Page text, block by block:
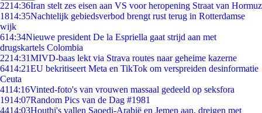
2214:36Iran stelt zes eisen aan VS voor heropening Straat van Hormuz
1814:35Nachtelijk gebiedsverbod brengt rust terug in Rotterdamse
wijk
614:34Nieuwe president De la Espriella gaat strijd aan met
drugskartels Colombia
2214:31MIVD-baas lekt via Strava routes naar geheime kazerne
6414:21EU bekritiseert Meta en TikTok om verspreiden desinformatie
Ceuta
4114:16Vinted-foto's van vrouwen massaal gedeeld op seksfora
1914:07Random Pics van de Dag #1981
4414:03Houthi's vallen Saoedi-Arabië en Jemen aan, dreigen met